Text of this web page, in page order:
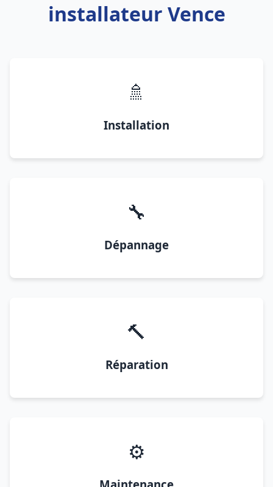
installateur Vence
🚿
Installation
🔧
Dépannage
🔨
Réparation
⚙️